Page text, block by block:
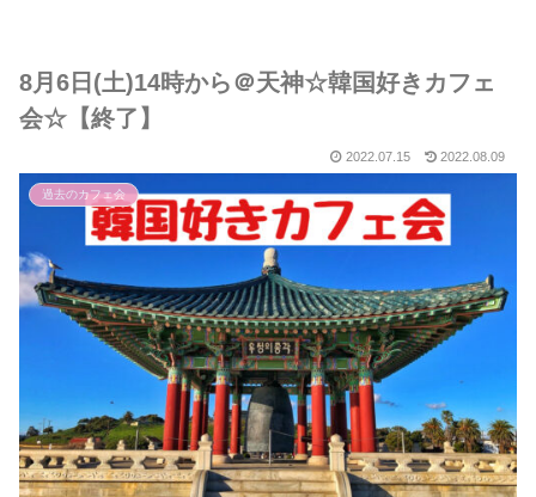
8月6日(土)14時から＠天神☆韓国好きカフェ
会☆【終了】
2022.07.15 2022.08.09
過去のカフェ会